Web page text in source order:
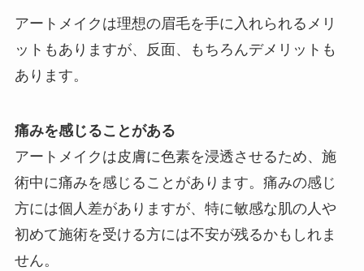
アートメイクは理想の眉毛を手に入れられるメリ
ットもありますが、反面、もちろんデメリットも
あります。
痛みを感じることがある
アートメイクは皮膚に色素を浸透させるため、施
術中に痛みを感じることがあります。痛みの感じ
方には個人差がありますが、特に敏感な肌の人や
初めて施術を受ける方には不安が残るかもしれま
せん。